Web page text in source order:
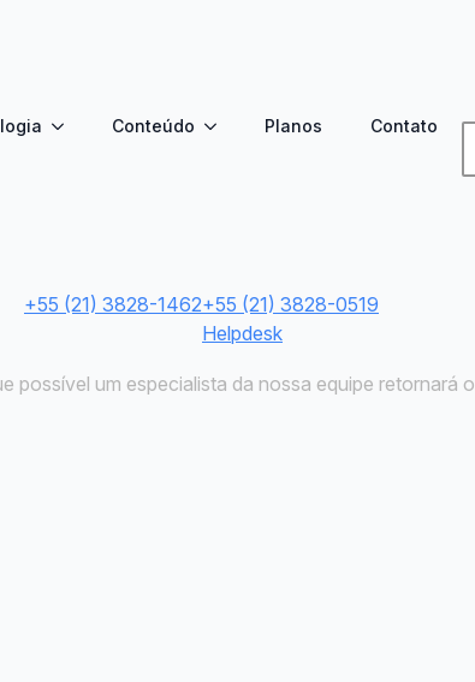
Conteúdo Planos Contato
conosco
+55 (21) 3828-1462+55 (21) 3828-0519
Helpdesk
possível um especialista da nossa equipe retornará o